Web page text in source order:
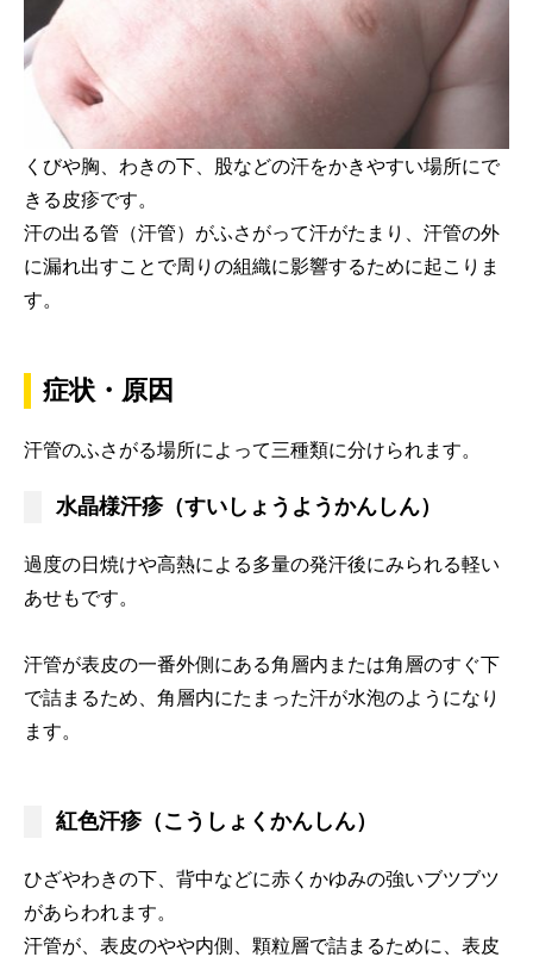
くびや胸、わきの下、股などの汗をかきやすい場所にで
きる皮疹です。
汗の出る管（汗管）がふさがって汗がたまり、汗管の外
に漏れ出すことで周りの組織に影響するために起こりま
す。
症状・原因
汗管のふさがる場所によって三種類に分けられます。
水晶様汗疹（すいしょうようかんしん）
過度の日焼けや高熱による多量の発汗後にみられる軽い
あせもです。
汗管が表皮の一番外側にある角層内または角層のすぐ下
で詰まるため、角層内にたまった汗が水泡のようになり
ます。
紅色汗疹（こうしょくかんしん）
ひざやわきの下、背中などに赤くかゆみの強いブツブツ
があらわれます。
汗管が、表皮のやや内側、顆粒層で詰まるために、表皮